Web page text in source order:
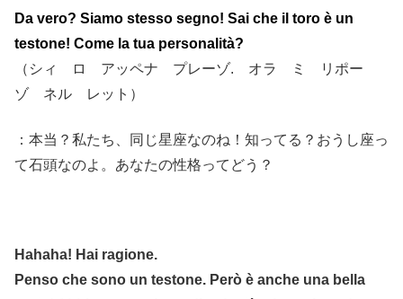
Da vero? Siamo stesso segno! Sai che il toro è un
testone! Come la tua personalità?
（シィ ロ アッペナ プレーゾ. オラ ミ リポー
ゾ ネル レット）
：本当？私たち、同じ星座なのね！知ってる？おうし座っ
て石頭なのよ。あなたの性格ってどう？
Hahaha! Hai ragione.
Penso che sono un testone. Però è anche una bella